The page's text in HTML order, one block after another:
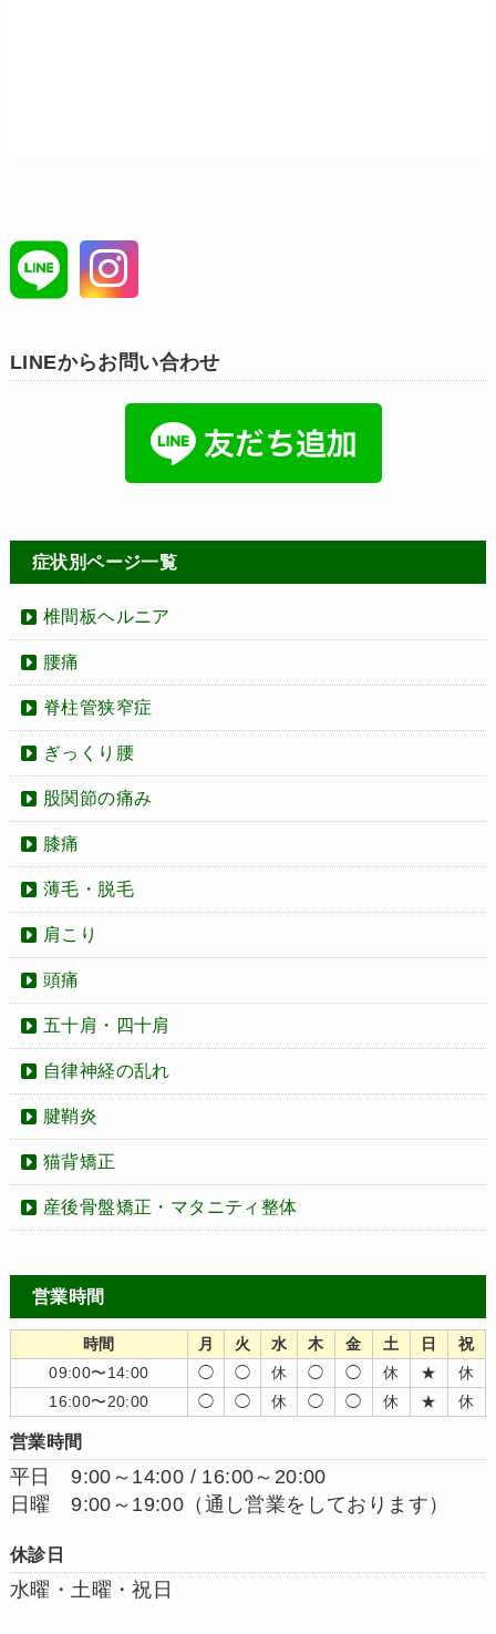
LINEからお問い合わせ
症状別ページ一覧
椎間板ヘルニア
腰痛
脊柱管狭窄症
ぎっくり腰
股関節の痛み
膝痛
薄毛・脱毛
肩こり
頭痛
五十肩・四十肩
自律神経の乱れ
腱鞘炎
猫背矯正
産後骨盤矯正・マタニティ整体
営業時間
時間 月 火 水 木 金 土 日
祝
09:00〜14:00
◯ ◯ 休 ◯ ◯ 休 ★
休
16:00〜20:00
◯ ◯ 休 ◯ ◯ 休 ★ 休
営業時間
平日 9:00～14:00 / 16:00～20:00
日曜 9:00～19:00（通し営業をしております）
休診日
水曜・土曜・祝日